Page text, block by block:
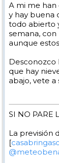
A mi me han
y hay buena
todo abierto
semana, con
aunque
Desconozco
que hay
abajo, vete a
SI NO PARE
La previsión
[